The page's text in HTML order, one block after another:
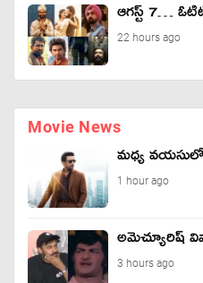
ఆగస్ట్ 7…
22 hours ago
Movie News
మధ్య వయసులో
1 hour ago
అమెచ్యూరిష్
3 hours ago